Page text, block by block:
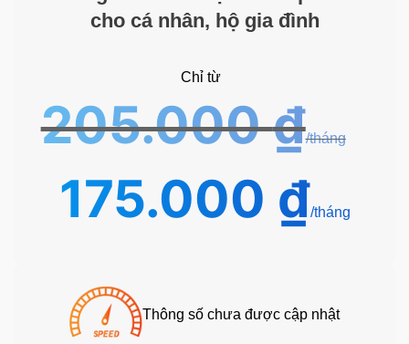
cho cá nhân, hộ gia đình
Chỉ từ
205.000₫
Giá
175.000 ₫
Thông số chưa được cập nhật